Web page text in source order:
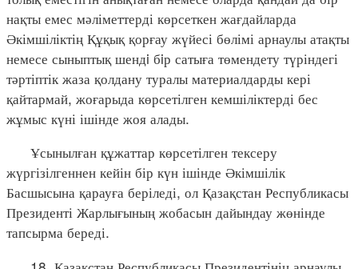
нақты емес мәліметтерді көрсеткен жағдайларда
Әкімшіліктің Құқық қорғау жүйесі бөлімі арнаулы атақты
немесе сыныптық шендi бiр сатыға төмендету түріндегі
тәртіптік жаза қолдану туралы материалдарды кері
қайтармай, жоғарыда көрсетілген кемшіліктерді бес
жұмыс күні ішінде жоя алады.
Ұсынылған құжаттар көрсетілген тексеру
жүргізілгеннен кейін бір күн ішінде Әкімшілік
Басшысына қарауға беріледі, ол Қазақстан Республикасы
Президенті Жарлығының жобасын дайындау жөнінде
тапсырма береді.